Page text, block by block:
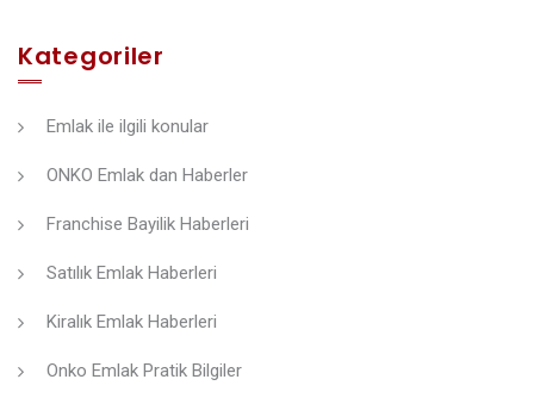
Kategoriler
Emlak ile ilgili konular
ONKO Emlak dan Haberler
Franchise Bayilik Haberleri
Satılık Emlak Haberleri
Kiralık Emlak Haberleri
Onko Emlak Pratik Bilgiler